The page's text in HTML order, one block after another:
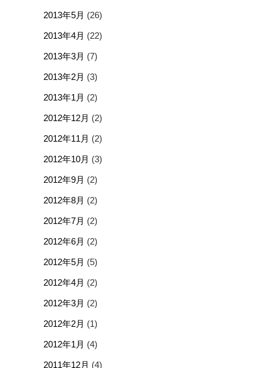
2013年5月 (26)
2013年4月 (22)
2013年3月 (7)
2013年2月 (3)
2013年1月 (2)
2012年12月 (2)
2012年11月 (2)
2012年10月 (3)
2012年9月 (2)
2012年8月 (2)
2012年7月 (2)
2012年6月 (2)
2012年5月 (5)
2012年4月 (2)
2012年3月 (2)
2012年2月 (1)
2012年1月 (4)
2011年12月 (4)